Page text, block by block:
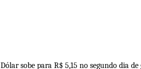
Dólar sobe para R$ 5,15 no segundo dia